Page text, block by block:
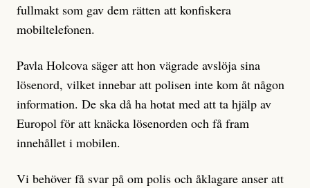
fullmakt som gav dem rätten att konfiskera
mobiltelefonen.
Pavla Holcova säger att hon vägrade avslöja sina
lösenord, vilket innebar att polisen inte kom åt någon
information. De ska då ha hotat med att ta hjälp av
Europol för att knäcka lösenorden och få fram
innehållet i mobilen.
Vi behöver få svar på om polis och åklagare anser att